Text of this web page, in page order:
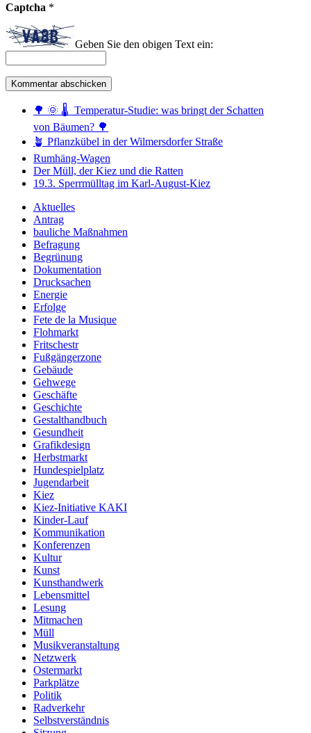
Captcha *
Geben Sie den obigen Text ein:
🌳 🌞 🌡️ Temperatur-Studie: was bringt der Schatten
von Bäumen? 🌳
🪴 Pflanzkübel in der Wilmersdorfer Straße
Rumhäng-Wagen
Der Müll, der Kiez und die Ratten
19.3. Sperrmülltag im Karl-August-Kiez
Aktuelles
Antrag
bauliche Maßnahmen
Befragung
Begrünung
Dokumentation
Drucksachen
Energie
Erfolge
Fete de la Musique
Flohmarkt
Fritschestr
Fußgängerzone
Gebäude
Gehwege
Geschäfte
Geschichte
Gestalthandbuch
Gesundheit
Grafikdesign
Herbstmarkt
Hundespielplatz
Jugendarbeit
Kiez
Kiez-Initiative KAKI
Kinder-Lauf
Kommunikation
Konferenzen
Kultur
Kunst
Kunsthandwerk
Lebensmittel
Lesung
Mitmachen
Müll
Musikveranstaltung
Netzwerk
Ostermarkt
Parkplätze
Politik
Radverkehr
Selbstverständnis